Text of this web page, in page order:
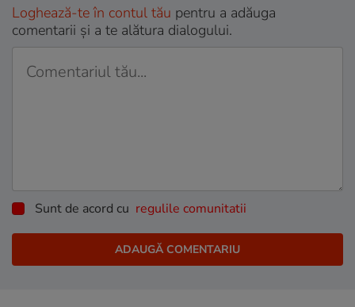
Loghează-te în contul tău pentru a adăuga
comentarii și a te alătura dialogului.
Sunt de acord cu regulile comunitatii